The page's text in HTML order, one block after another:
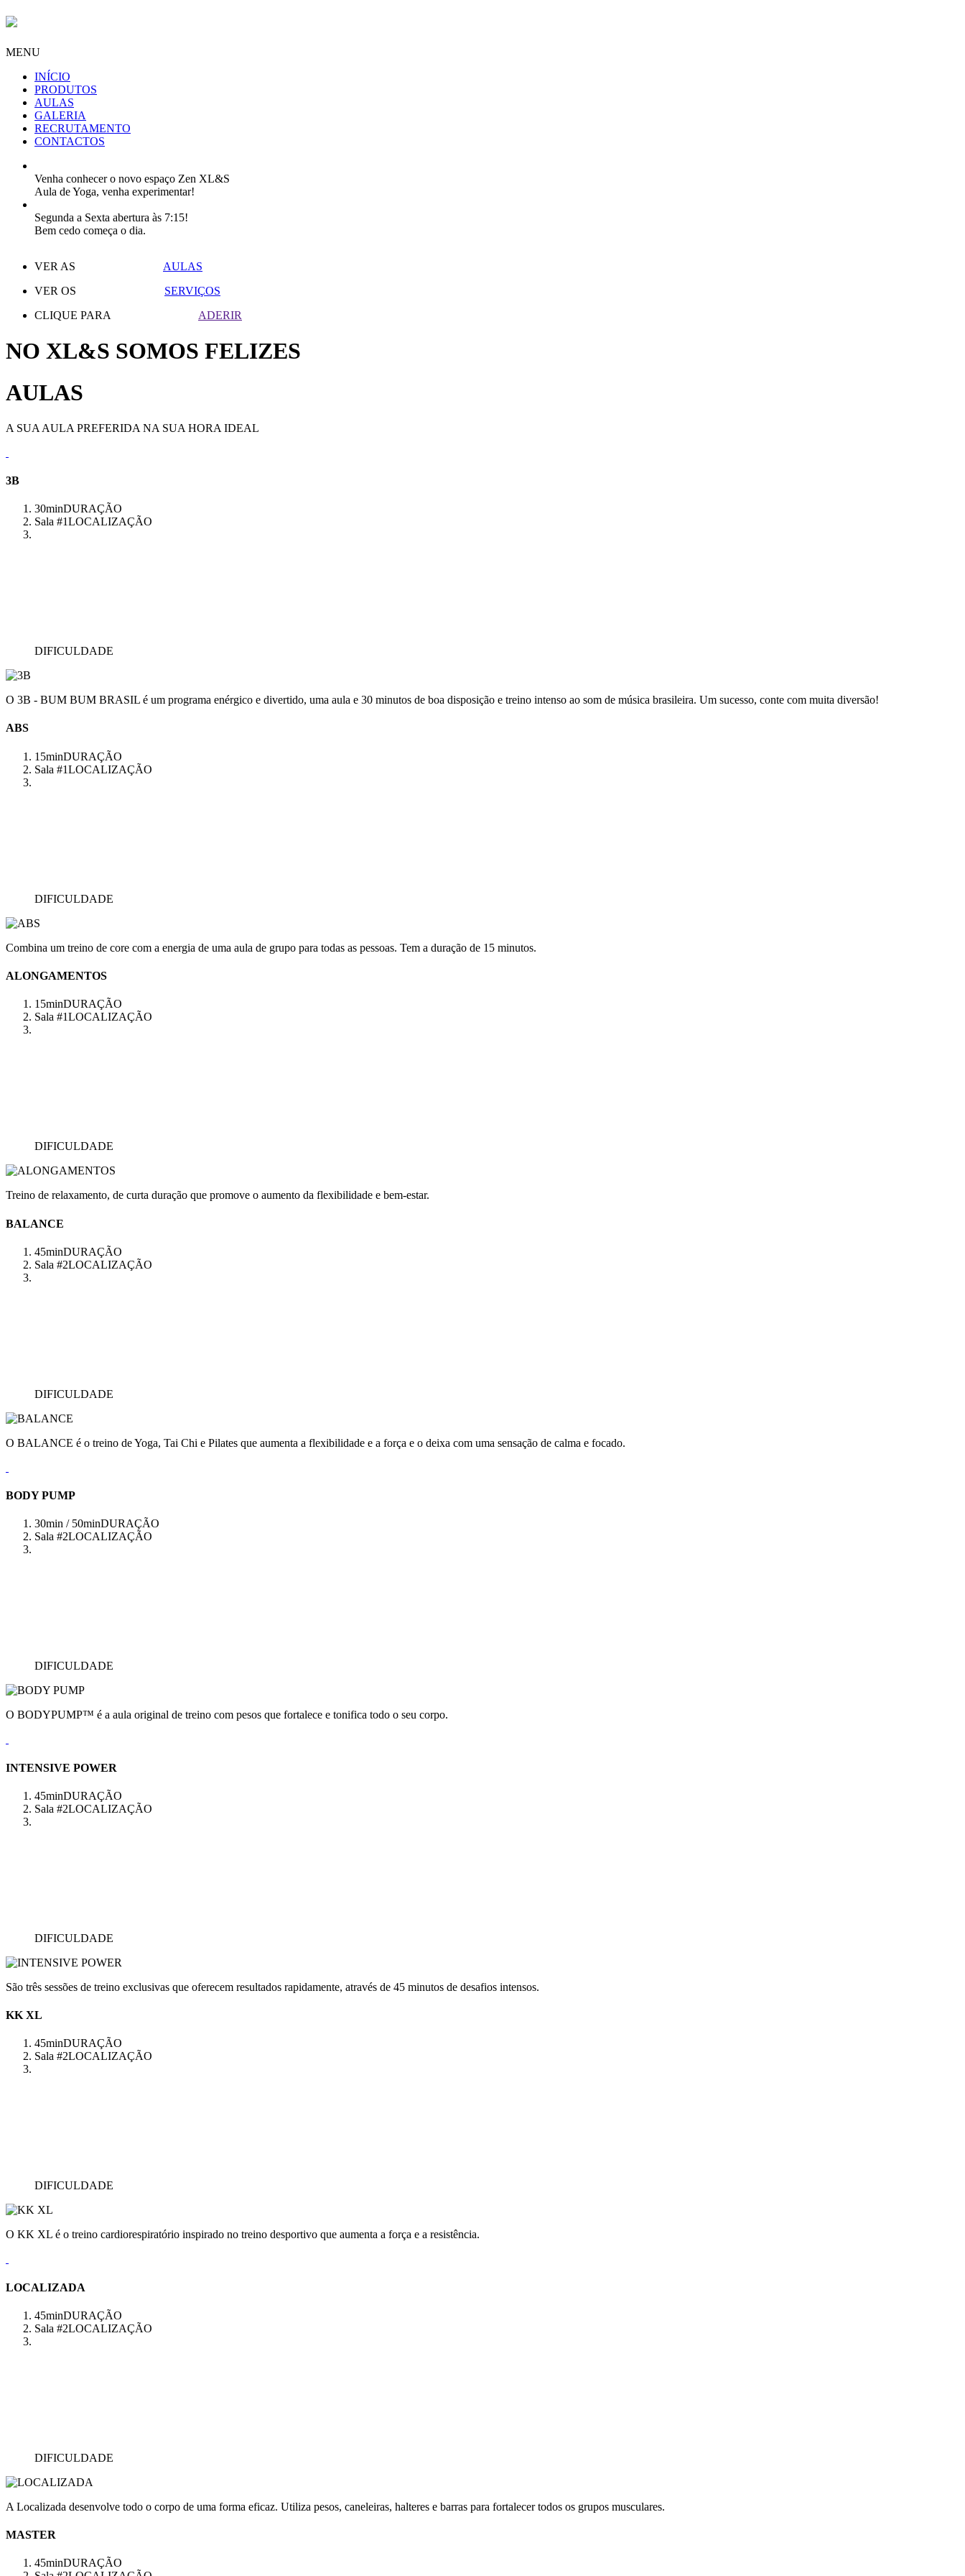
MENU
INÍCIO
PRODUTOS
AULAS
GALERIA
RECRUTAMENTO
CONTACTOS
Venha conhecer o novo espaço Zen XL&S
Aula de Yoga, venha experimentar!
Segunda a Sexta abertura às 7:15!
Bem cedo começa o dia.
VER AS
AULAS
VER OS
SERVIÇOS
CLIQUE PARA
ADERIR
NO XL&S SOMOS FELIZES
AULAS
A SUA AULA PREFERIDA NA SUA HORA IDEAL
3B
30minDURAÇÃO
Sala #1LOCALIZAÇÃO
DIFICULDADE
O 3B - BUM BUM BRASIL é um programa enérgico e divertido, uma aula e 30 minutos de boa disposição e treino intenso ao som de música brasileira. Um sucesso, conte com muita diversão!
ABS
15minDURAÇÃO
Sala #1LOCALIZAÇÃO
DIFICULDADE
Combina um treino de core com a energia de uma aula de grupo para todas as pessoas. Tem a duração de 15 minutos.
ALONGAMENTOS
15minDURAÇÃO
Sala #1LOCALIZAÇÃO
DIFICULDADE
Treino de relaxamento, de curta duração que promove o aumento da flexibilidade e bem-estar.
BALANCE
45minDURAÇÃO
Sala #2LOCALIZAÇÃO
DIFICULDADE
O BALANCE é o treino de Yoga, Tai Chi e Pilates que aumenta a flexibilidade e a força e o deixa com uma sensação de calma e focado.
BODY PUMP
30min / 50minDURAÇÃO
Sala #2LOCALIZAÇÃO
DIFICULDADE
O BODYPUMP™ é a aula original de treino com pesos que fortalece e tonifica todo o seu corpo.
INTENSIVE POWER
45minDURAÇÃO
Sala #2LOCALIZAÇÃO
DIFICULDADE
São três sessões de treino exclusivas que oferecem resultados rapidamente, através de 45 minutos de desafios intensos.
KK XL
45minDURAÇÃO
Sala #2LOCALIZAÇÃO
DIFICULDADE
O KK XL é o treino cardiorespiratório inspirado no treino desportivo que aumenta a força e a resistência.
LOCALIZADA
45minDURAÇÃO
Sala #2LOCALIZAÇÃO
DIFICULDADE
A Localizada desenvolve todo o corpo de uma forma eficaz. Utiliza pesos, caneleiras, halteres e barras para fortalecer todos os grupos musculares.
MASTER
45minDURAÇÃO